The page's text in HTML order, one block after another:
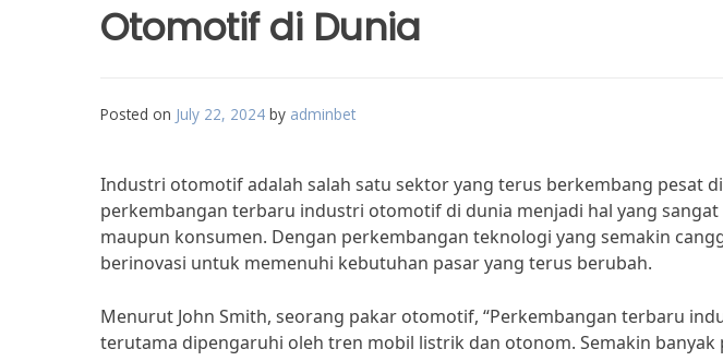
Otomotif di Dunia
Posted on July 22, 2024 by adminbet
Industri otomotif adalah salah satu sektor yang terus berkembang pesat
perkembangan terbaru industri otomotif di dunia menjadi hal yang
maupun konsumen. Dengan perkembangan teknologi yang semakin
berinovasi untuk memenuhi kebutuhan pasar yang terus berubah.
Menurut John Smith, seorang pakar otomotif, “Perkembangan terbaru
terutama dipengaruhi oleh tren mobil listrik dan otonom. Semakin